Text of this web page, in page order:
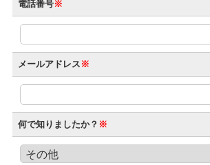
電話番号※
メールアドレス ※
何で知りましたか？ ※